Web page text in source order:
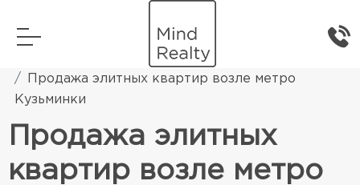
Элитная жилая недвижимость
Продажа элитных квартир возле метро
Кузьминки
Продажа элитных
квартир возле метро